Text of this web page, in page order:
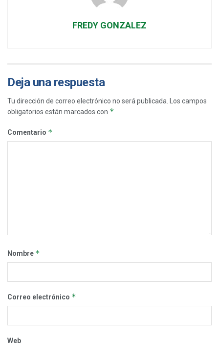
FREDY GONZALEZ
Deja una respuesta
Tu dirección de correo electrónico no será publicada.
Los campos
obligatorios están marcados con *
Comentario *
Nombre *
Correo electrónico *
Web